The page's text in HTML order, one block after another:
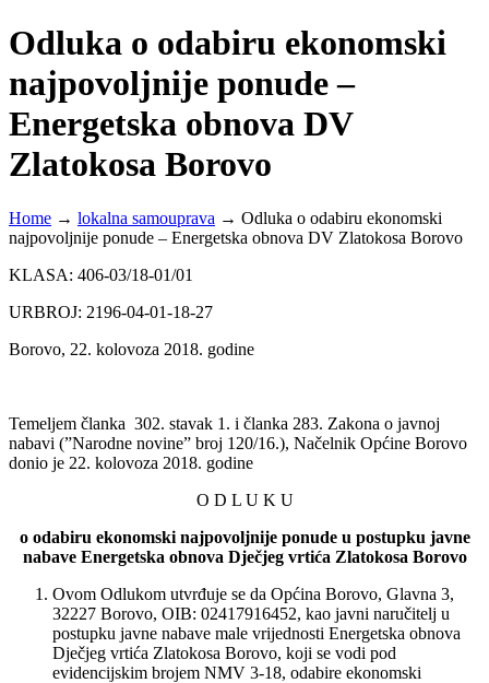
Odluka o odabiru ekonomski
najpovoljnije ponude –
Energetska obnova DV
Zlatokosa Borovo
Home → lokalna samouprava → Odluka o odabiru ekonomski
najpovoljnije ponude – Energetska obnova DV Zlatokosa Borovo
KLASA: 406-03/18-01/01
URBROJ: 2196-04-01-18-27
Borovo, 22. kolovoza 2018. godine
Temeljem članka 302. stavak 1. i članka 283. Zakona o javnoj
nabavi (”Narodne novine” broj 120/16.), Načelnik Općine Borovo
donio je 22. kolovoza 2018. godine
O D L U K U
o odabiru ekonomski najpovoljnije ponude u postupku javne
nabave Energetska obnova Dječjeg vrtića Zlatokosa Borovo
Ovom Odlukom utvrđuje se da Općina Borovo, Glavna 3,
32227 Borovo, OIB: 02417916452, kao javni naručitelj u
postupku javne nabave male vrijednosti Energetska obnova
Dječjeg vrtića Zlatokosa Borovo, koji se vodi pod
evidencijskim brojem NMV 3-18, odabire ekonomski